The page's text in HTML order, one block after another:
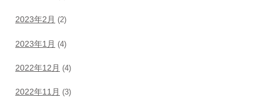
2023年2月 (2)
2023年1月 (4)
2022年12月 (4)
2022年11月 (3)